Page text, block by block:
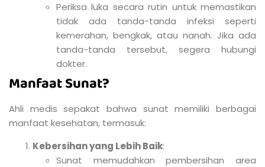
Periksa luka secara rutin untuk memastikan
tidak ada tanda-tanda infeksi seperti
kemerahan, bengkak, atau nanah. Jika ada
tanda-tanda tersebut, segera hubungi
dokter.
Manfaat Sunat?
Ahli medis sepakat bahwa sunat memiliki berbagai
manfaat kesehatan, termasuk:
Kebersihan yang Lebih Baik:
Sunat memudahkan pembersihan area